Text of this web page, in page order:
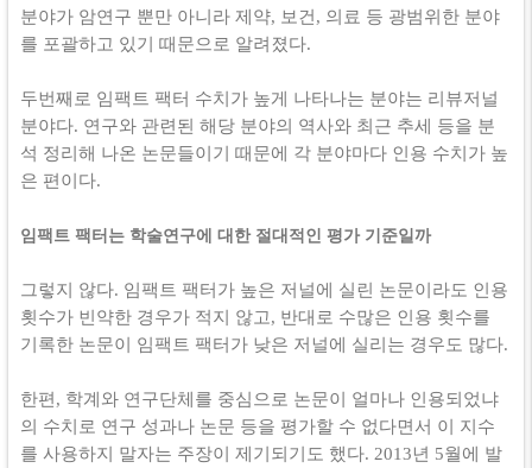
분야가 암연구 뿐만 아니라 제약, 보건, 의료 등 광범위한 분야
를 포괄하고 있기 때문으로 알려졌다.
두번째로 임팩트 팩터 수치가 높게 나타나는 분야는 리뷰저널
분야다. 연구와 관련된 해당 분야의 역사와 최근 추세 등을 분
석 정리해 나온 논문들이기 때문에 각 분야마다 인용 수치가 높
은 편이다.
임팩트 팩터는 학술연구에 대한 절대적인 평가 기준일까
그렇지 않다. 임팩트 팩터가 높은 저널에 실린 논문이라도 인용
횟수가 빈약한 경우가 적지 않고, 반대로 수많은 인용 횟수를
기록한 논문이 임팩트 팩터가 낮은 저널에 실리는 경우도 많다.
한편, 학계와 연구단체를 중심으로 논문이 얼마나 인용되었냐
의 수치로 연구 성과나 논문 등을 평가할 수 없다면서 이 지수
를 사용하지 말자는 주장이 제기되기도 했다. 2013년 5월에 발